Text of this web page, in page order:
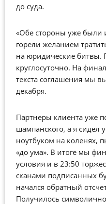
до суда.
«Обе стороны уже были
горели желанием
на юридические битвы.
круглосуточно. На
текста соглашения мы
декабря.
Партнеры клиента уже
шампанского, а я сидел
ноутбуком на коленях,
«до ума». В итоге мы
условия и в 23:50
сканами подписанных
начался обратный
Получилось